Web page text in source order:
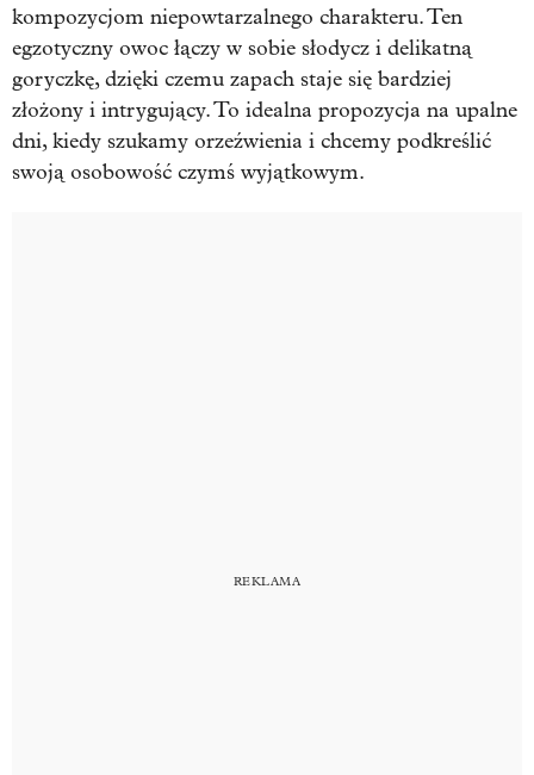
kompozycjom niepowtarzalnego charakteru. Ten
egzotyczny owoc łączy w sobie słodycz i delikatną
goryczkę, dzięki czemu zapach staje się bardziej
złożony i intrygujący. To idealna propozycja na upalne
dni, kiedy szukamy orzeźwienia i chcemy podkreślić
swoją osobowość czymś wyjątkowym.